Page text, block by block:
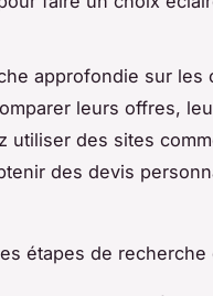
approfondie sur les
leurs offres,
utiliser des sites
des devis
étapes de recherche